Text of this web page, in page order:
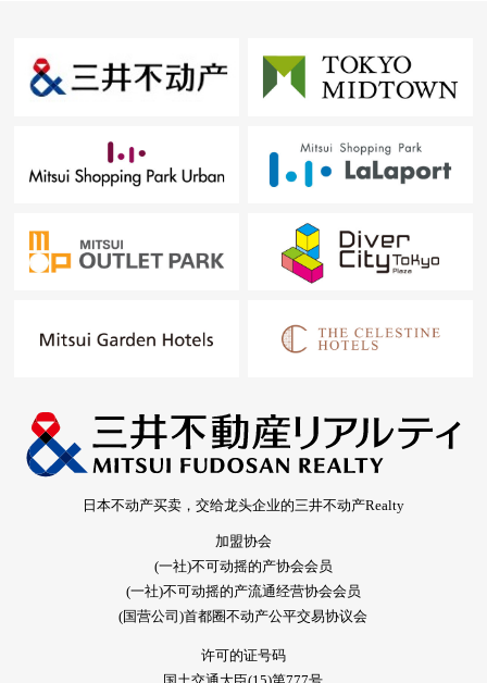
日本不动产买卖，交给龙头企业的三井不动产Realty
加盟协会
(一社)不可动摇的产协会会员
(一社)不可动摇的产流通经营协会会员
(国营公司)首都圈不动产公平交易协议会
许可的证号码